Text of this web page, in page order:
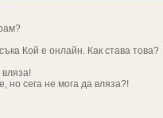
Кой е онлайн. Как става това?
но сега не мога да вляза?!